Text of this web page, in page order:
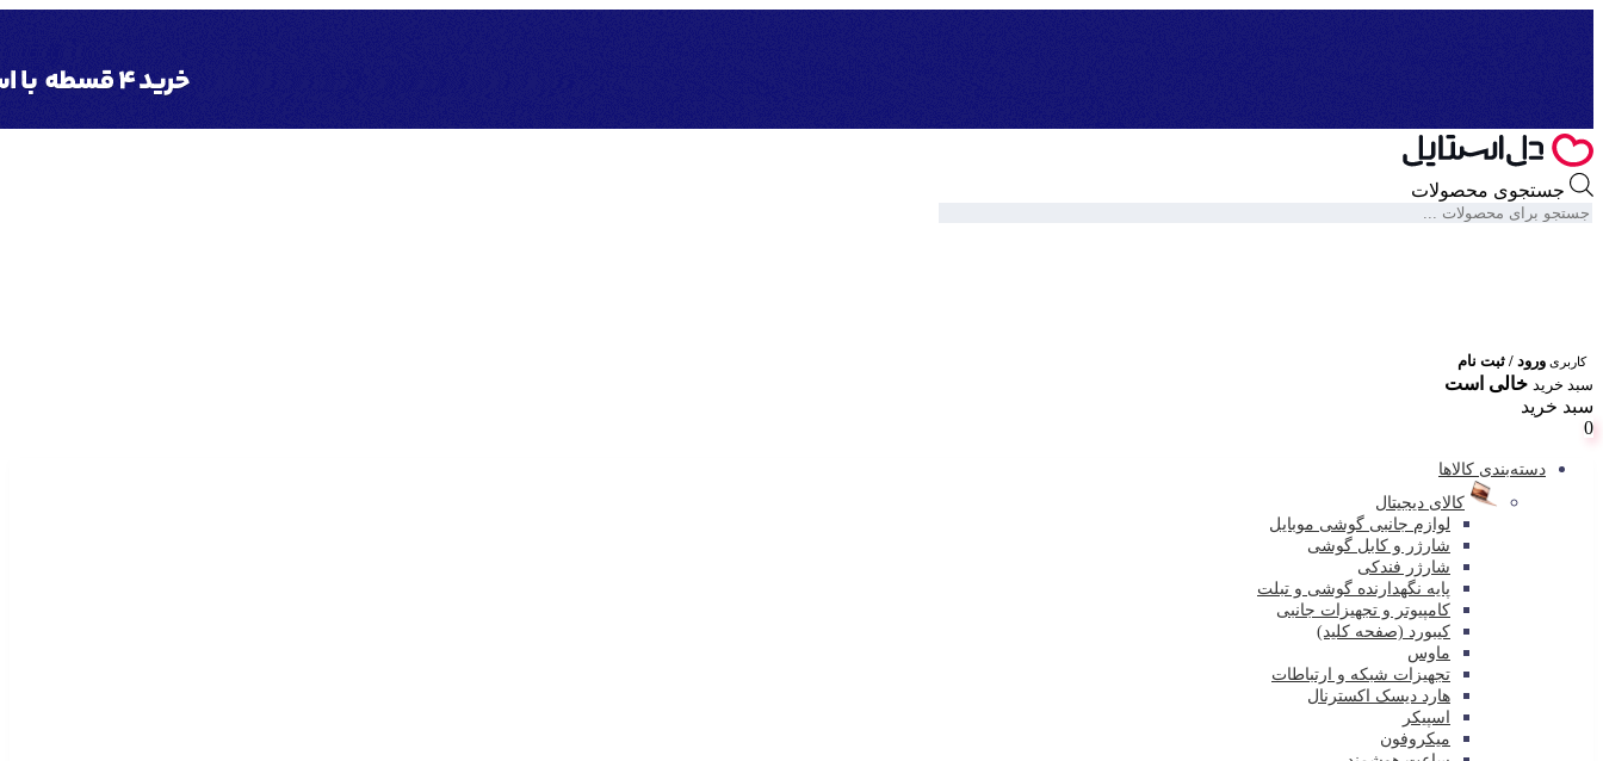
جستجوی محصولات
کاربری ورود / ثبت نام
سبد خرید خالی است
سبد خرید
0
دسته‌بندی کالاها
کالای دیجیتال
لوازم جانبی گوشی موبایل
شارژر و کابل گوشی
شارژر فندکی
پایه نگهدارنده گوشی و تبلت
کامپیوتر و تجهیزات جانبی
کیبورد (صفحه کلید)
ماوس
تجهیزات شبکه و ارتباطات
هارد دیسک اکسترنال
اسپیکر
میکروفون